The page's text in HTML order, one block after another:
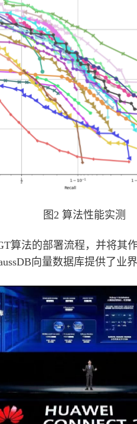
图2 算法性能实测
算法的部署流程，并将其
向量数据库提供了业